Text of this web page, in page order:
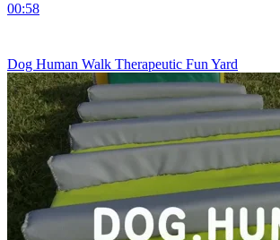
00:58
Dog Human Walk Therapeutic Fun Yard